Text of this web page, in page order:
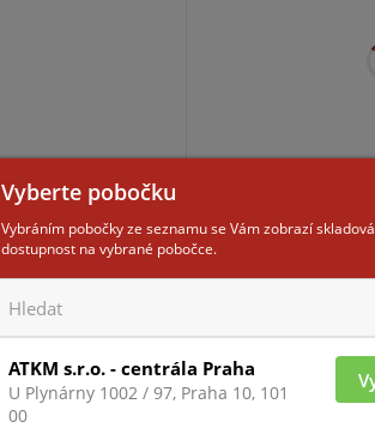
ELITE-
Vyberte pobočku
Vybráním pobočky ze seznamu se Vám zobrazí skladová
dostupnost na vybrané pobočce.
ATKM s.r.o. - centrála Praha
U Plynárny 1002 / 97, Praha 10, 101
00